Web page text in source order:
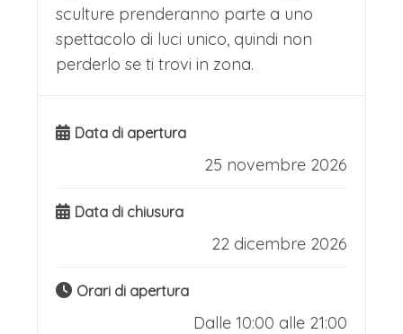
sculture prenderanno parte a uno
spettacolo di luci unico, quindi non
perderlo se ti trovi in zona.
Data di apertura
25 novembre 2026
Data di chiusura
22 dicembre 2026
Orari di apertura
Dalle 10:00 alle 21:00